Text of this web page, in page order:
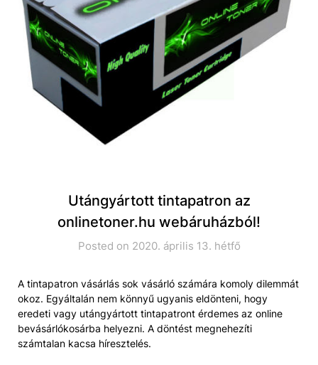
Utángyártott tintapatron az
onlinetoner.hu webáruházból!
Posted on 2020. április 13. hétfő
A tintapatron vásárlás sok vásárló számára komoly dilemmát
okoz. Egyáltalán nem könnyű ugyanis eldönteni, hogy
eredeti vagy utángyártott tintapatront érdemes az online
bevásárlókosárba helyezni. A döntést megnehezíti
számtalan kacsa híresztelés.